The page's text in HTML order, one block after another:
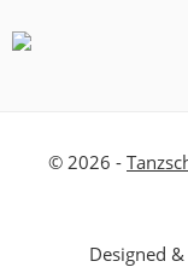
© 2026 -
Designed